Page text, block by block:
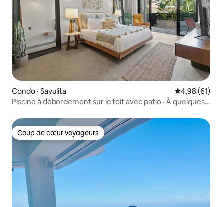
Condo · Sayulita Note
4,98 (61)
Piscine à débordement sur le toit avec patio · À quelques
Coup de cœur voyageurs
Coup de cœur voyageurs